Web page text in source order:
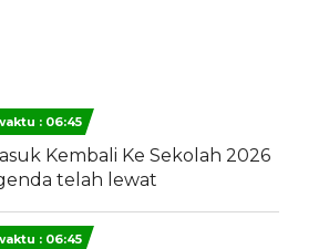
: 06:45
Kembali Ke Sekolah 2026
telah lewat
: 06:45